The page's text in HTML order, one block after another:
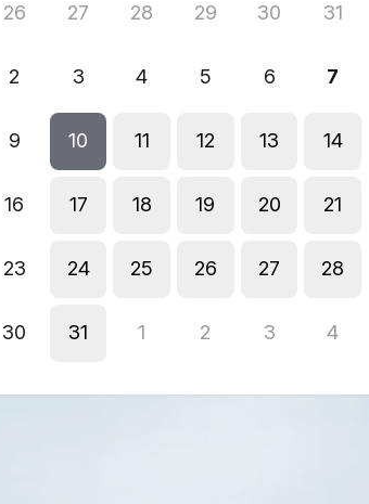
26 27 28 29 30 31
2 3 4 5 6 7
9 10 11 12 13 14
16 17 18 19 20 21
23 24 25 26 27 28
30 31 1 2 3 4